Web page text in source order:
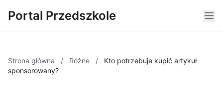
Portal Przedszkole
Strona główna / Różne /
Kto potrzebuje kupić artykuł
sponsorowany?